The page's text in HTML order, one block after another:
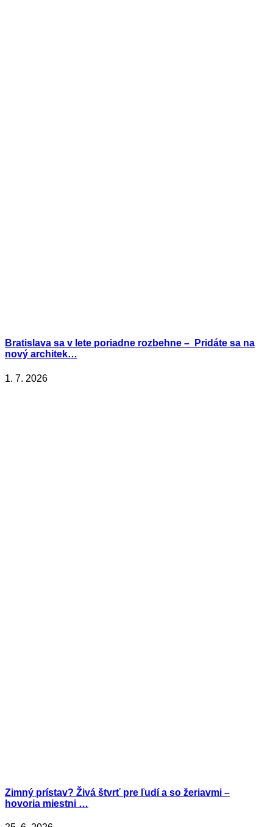
Bratislava sa v lete poriadne rozbehne – Pridáte sa na
nový architek…
1. 7. 2026
Zimný prístav? Živá štvrť pre ľudí a so žeriavmi –
hovoria miestni …